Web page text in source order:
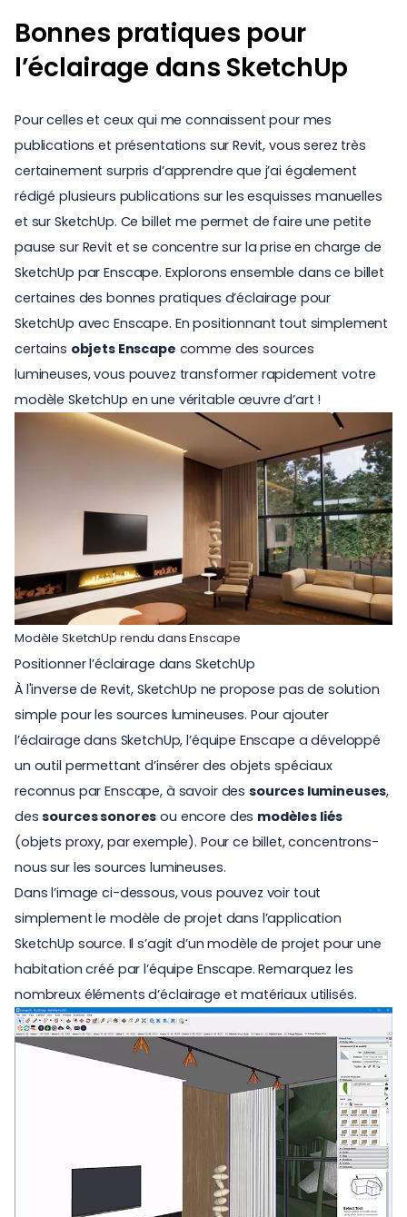
Bonnes pratiques pour
l’éclairage dans SketchUp
Pour celles et ceux qui me connaissent pour mes
publications et présentations sur Revit, vous serez très
certainement surpris d’apprendre que j’ai également
rédigé plusieurs publications sur les esquisses manuelles
et sur SketchUp. Ce billet me permet de faire une petite
pause sur Revit et se concentre sur la prise en charge de
SketchUp par Enscape. Explorons ensemble dans ce billet
certaines des bonnes pratiques d’éclairage pour
SketchUp avec Enscape. En positionnant tout simplement
certains objets Enscape comme des sources
lumineuses, vous pouvez transformer rapidement votre
modèle SketchUp en une véritableœuvre d’art !
Modèle SketchUp rendu dans Enscape
Positionner l’éclairage dans SketchUp
À l'inverse de Revit, SketchUp ne propose pas de solution
simple pour les sources lumineuses. Pour ajouter
l’éclairage dans SketchUp, l’équipe Enscape a développé
un outil permettant d’insérer des objets spéciaux
reconnus par Enscape, à savoir des sources lumineuses,
dessources sonores ou encore des modèles liés
(objets proxy, par exemple). Pour ce billet, concentrons-
nous sur les sources lumineuses.
Dans l’image ci-dessous, vous pouvez voir tout
simplement le modèle de projet dans l’application
SketchUp source. Il s’agit d’un modèle de projet pour une
habitation créé par l’équipe Enscape. Remarquez les
nombreux éléments d’éclairage et matériaux utilisés.